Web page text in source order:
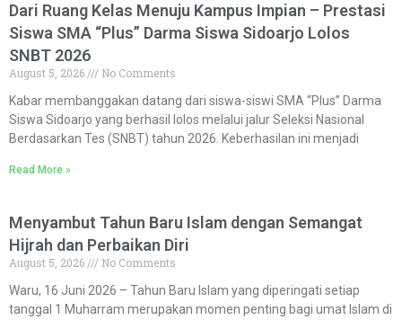
Dari Ruang Kelas Menuju Kampus Impian – Prestasi
Siswa SMA “Plus” Darma Siswa Sidoarjo Lolos
SNBT 2026
August 5, 2026
No Comments
Kabar membanggakan datang dari siswa-siswi SMA “Plus” Darma
Siswa Sidoarjo yang berhasil lolos melalui jalur Seleksi Nasional
Berdasarkan Tes (SNBT) tahun 2026. Keberhasilan ini menjadi
Read More »
Menyambut Tahun Baru Islam dengan Semangat
Hijrah dan Perbaikan Diri
August 5, 2026
No Comments
Waru, 16 Juni 2026 – Tahun Baru Islam yang diperingati setiap
tanggal 1 Muharram merupakan momen penting bagi umat Islam di